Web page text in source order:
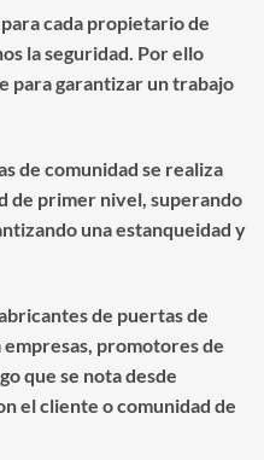
cada propietario de
la seguridad. Por ello
para garantizar un trabajo
de comunidad se realiza
de primer nivel, superando
una estanqueidad y
de puertas de
promotores de
que se nota desde
el cliente o comunidad de